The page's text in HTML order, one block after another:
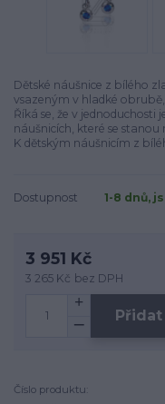
Dětské náušnice z bílého
vsazeným v hladké
Říká se, že v jednoduchosti
náušnicích, které se
K dětským náušnicím z
Dostupnost 1-8 dnů,
3 951 Kč
3 265 Kč bez DPH
Číslo produktu: